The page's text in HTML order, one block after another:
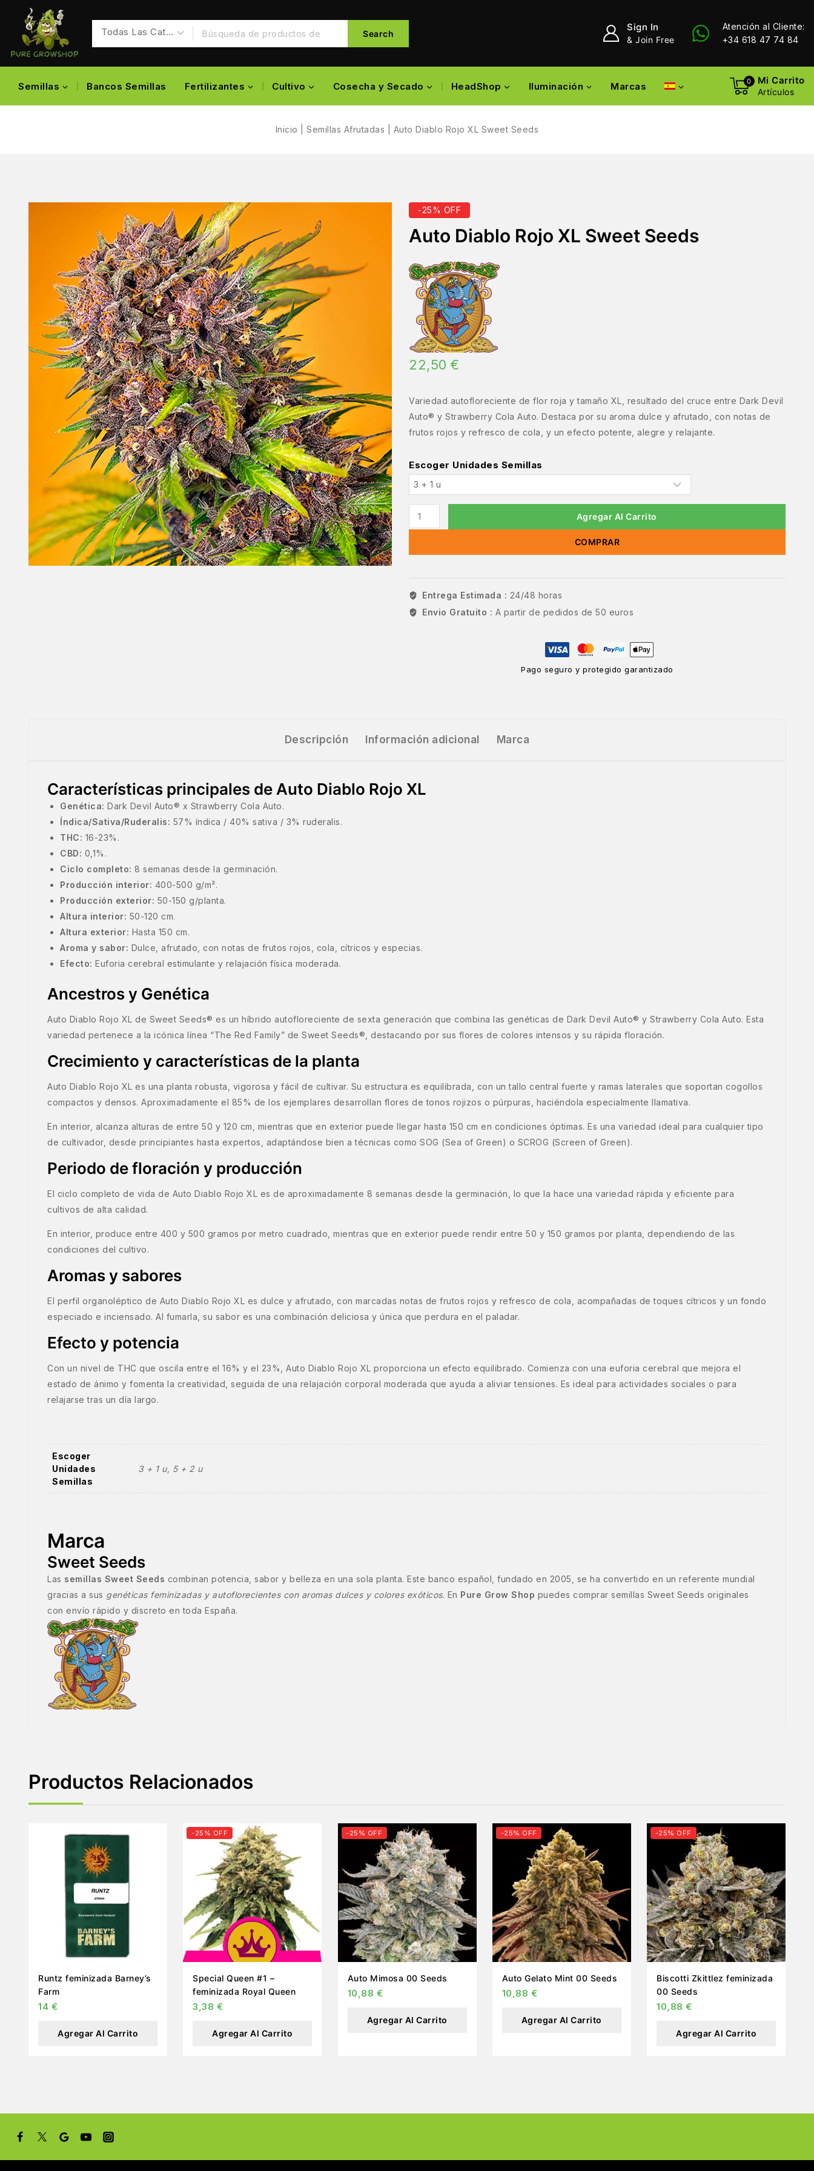
Search
Sign In
& Join Free
Atención al Cliente:
+34 618 47 74 84
Semillas Bancos Semillas Fertilizantes Cultivo Cosecha y Secado HeadShop Iluminación Marcas 0 Mi Carrito
Artículos
Inicio |Semillas Afrutadas Auto Diablo Rojo XL Sweet Seeds
-25% OFF
Auto Diablo Rojo XL Sweet Seeds
22,50 €
Variedad autofloreciente de flor roja y tamaño XL, resultado del cruce entre Dark Devil
Auto® y Strawberry Cola Auto. Destaca por su aroma dulce y afrutado, con notas de
frutos rojos y refresco de cola, y un efecto potente, alegre y relajante.
Escoger Unidades Semillas
Agregar Al Carrito
COMPRAR
Entrega Estimada : 24/48 horas
Envio Gratuito : A partir de pedidos de 50 euros
Pago seguro y protegido garantizado
Descripción Información adicional Marca
Características principales de Auto Diablo Rojo XL
Genética: Dark Devil Auto® x Strawberry Cola Auto.
Índica/Sativa/Ruderalis: 57% índica / 40% sativa / 3% ruderalis.
THC: 16-23%.
CBD: 0,1%.
Ciclo completo: 8 semanas desde la germinación.
Producción interior: 400-500 g/m².
Producción exterior: 50-150 g/planta.
Altura interior: 50-120 cm.
Altura exterior: Hasta 150 cm.
Aroma y sabor: Dulce, afrutado, con notas de frutos rojos, cola, cítricos y especias.
Efecto: Euforia cerebral estimulante y relajación física moderada.
Ancestros y Genética
Auto Diablo Rojo XL de Sweet Seeds® es un híbrido autofloreciente de sexta generación que combina las genéticas de Dark Devil Auto® y Strawberry Cola Auto. Esta
variedad pertenece a la icónica línea “The Red Family” de Sweet Seeds®, destacando por sus flores de colores intensos y su rápida floración.
Crecimiento y características de la planta
Auto Diablo Rojo XL es una planta robusta, vigorosa y fácil de cultivar. Su estructura es equilibrada, con un tallo central fuerte y ramas laterales que soportan cogollos
compactos y densos. Aproximadamente el 85% de los ejemplares desarrollan flores de tonos rojizos o púrpuras, haciéndola especialmente llamativa.
En interior, alcanza alturas de entre 50 y 120 cm, mientras que en exterior puede llegar hasta 150 cm en condiciones óptimas. Es una variedad ideal para cualquier tipo
de cultivador, desde principiantes hasta expertos, adaptándose bien a técnicas como SOG (Sea of Green) o SCROG (Screen of Green).
Periodo de floración y producción
El ciclo completo de vida de Auto Diablo Rojo XL es de aproximadamente 8 semanas desde la germinación, lo que la hace una variedad rápida y eficiente para
cultivos de alta calidad.
En interior, produce entre 400 y 500 gramos por metro cuadrado, mientras que en exterior puede rendir entre 50 y 150 gramos por planta, dependiendo de las
condiciones del cultivo.
Aromas y sabores
El perfil organoléptico de Auto Diablo Rojo XL es dulce y afrutado, con marcadas notas de frutos rojos y refresco de cola, acompañadas de toques cítricos y un fondo
especiado e inciensado. Al fumarla, su sabor es una combinación deliciosa y única que perdura en el paladar.
Efecto y potencia
Con un nivel de THC que oscila entre el 16% y el 23%, Auto Diablo Rojo XL proporciona un efecto equilibrado. Comienza con una euforia cerebral que mejora el
estado de ánimo y fomenta la creatividad, seguida de una relajación corporal moderada que ayuda a aliviar tensiones. Es ideal para actividades sociales o para
relajarse tras un día largo.
Escoger
Unidades
Semillas
3 + 1 u, 5 + 2 u
Marca
Sweet Seeds
Las semillas Sweet Seeds combinan potencia, sabor y belleza en una sola planta. Este banco español, fundado en 2005, se ha convertido en un referente mundial
gracias a sus genéticas feminizadas y autoflorecientes con aromas dulces y colores exóticos. En Pure Grow Shop puedes comprar semillas Sweet Seeds originales
con envío rápido y discreto en toda España.
Productos Relacionados
Runtz feminizada Barney’s
Farm
14 €
Agregar Al Carrito
-25% OFF
Special Queen #1 –
feminizada Royal Queen
3,38 €
Agregar Al Carrito
-25% OFF
Auto Mimosa 00 Seeds
10,88 €
Agregar Al Carrito
-25% OFF
Auto Gelato Mint 00 Seeds
10,88 €
Agregar Al Carrito
-25% OFF
Biscotti Zkittlez feminizada
00 Seeds
10,88 €
Agregar Al Carrito